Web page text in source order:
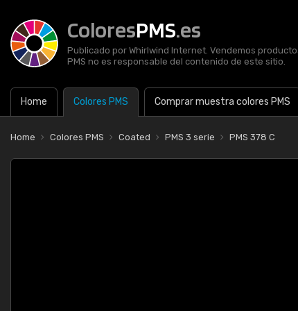
ColoresPMS.es
Publicado por Whirlwind Internet. Vendemos
PMS no es responsable del contenido de este sitio.
Home Colores PMS Comprar muestra colores PMS
Home Colores PMS Coated PMS 3 serie PMS 378 C